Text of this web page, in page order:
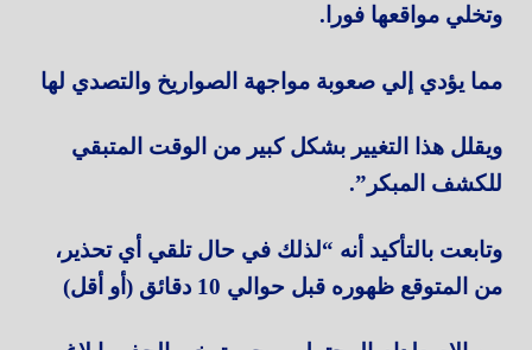
وتخلي مواقعها فورا.
مما يؤدي إلي صعوبة مواجهة الصواريخ والتصدي لها
ويقلل هذا التغيير بشكل كبير من الوقت المتبقي
للكشف المبكر”.
وتابعت بالتأكيد أنه “لذلك في حال تلقي أي تحذير،
من المتوقع ظهوره قبل حوالي 10 دقائق (أو أقل)